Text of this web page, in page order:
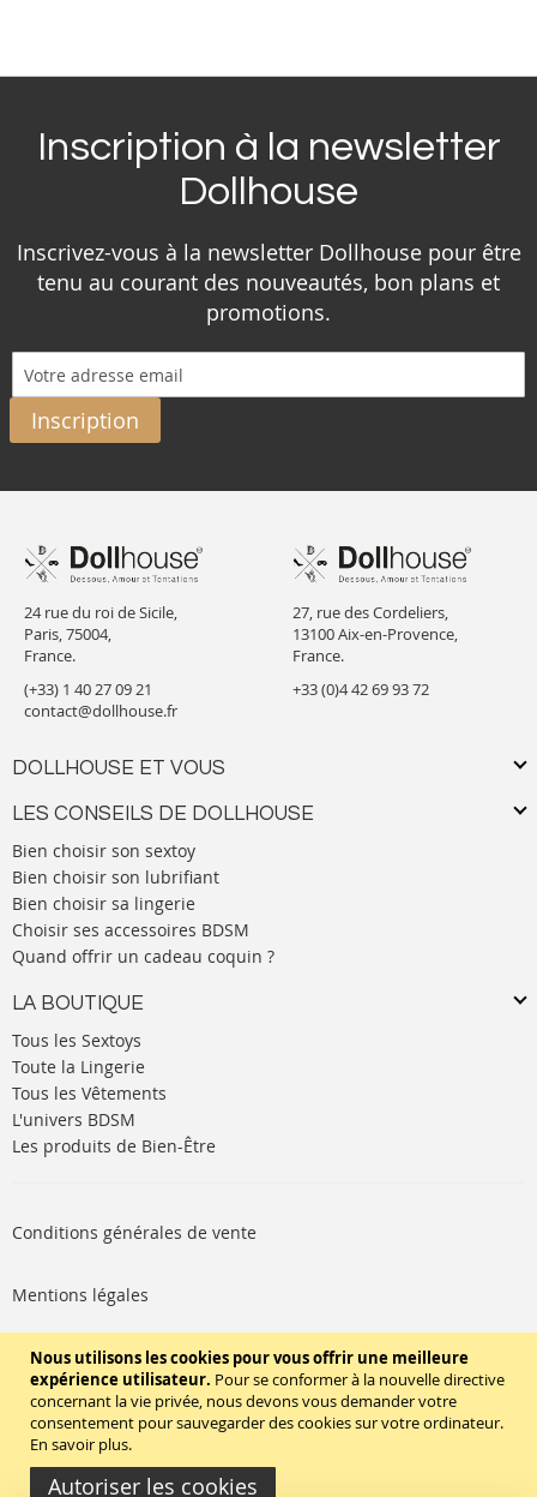
Nous utilisons les cookies pour vous offrir une meilleure
expérience utilisateur. Pour se conformer à la nouvelle directive
concernant la vie privée, nous devons vous demander votre
consentement pour sauvegarder des cookies sur votre ordinateur.
En savoir plus.
Autoriser les cookies
Inscription à la newsletter
Dollhouse
Inscrivez-vous à la newsletter Dollhouse pour être
tenu au courant des nouveautés, bon plans et
promotions.
Inscription
24 rue du roi de Sicile,
Paris, 75004,
France.
(+33) 1 40 27 09 21
contact@dollhouse.fr
DOLLHOUSE ET VOUS
LES CONSEILS DE DOLLHOUSE
Bien choisir son sextoy
Bien choisir son lubrifiant
Bien choisir sa lingerie
Choisir ses accessoires BDSM
Quand offrir un cadeau coquin ?
LA BOUTIQUE
Tous les Sextoys
Toute la Lingerie
Tous les Vêtements
L'univers BDSM
Les produits de Bien-Être
27, rue des Cordeliers,
13100 Aix-en-Provence,
France.
+33 (0)4 42 69 93 72
Conditions générales de vente
Mentions légales
Politique de cookies
SUIVEZ-NOUS